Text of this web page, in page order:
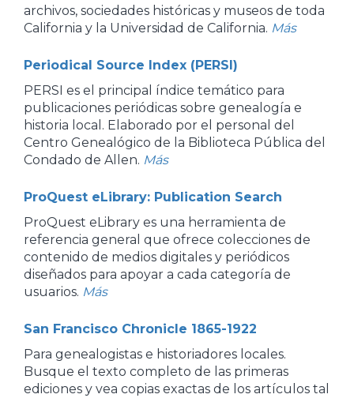
archivos, sociedades históricas y museos de toda
California y la Universidad de California. Más
Periodical Source Index (PERSI)
PERSI es el principal índice temático para
publicaciones periódicas sobre genealogía e
historia local. Elaborado por el personal del
Centro Genealógico de la Biblioteca Pública del
Condado de Allen. Más
ProQuest eLibrary: Publication Search
ProQuest eLibrary es una herramienta de
referencia general que ofrece colecciones de
contenido de medios digitales y periódicos
diseñados para apoyar a cada categoría de
usuarios. Más
San Francisco Chronicle 1865-1922
Para genealogistas e historiadores locales.
Busque el texto completo de las primeras
ediciones y vea copias exactas de los artículos tal